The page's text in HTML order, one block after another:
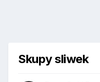
Skupy sliwek